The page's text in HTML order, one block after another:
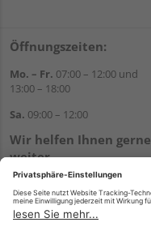
Öffnungszeiten:
Mo. – Fr. 07:00 – 12:00 und
13:00 – 18:00
Sa. 09:00 – 12:00
Wir helfen Ihnen gerne
weiter
Tel.:+49 8122 14197
E-Mail:vertrieb@holz-liebl.de